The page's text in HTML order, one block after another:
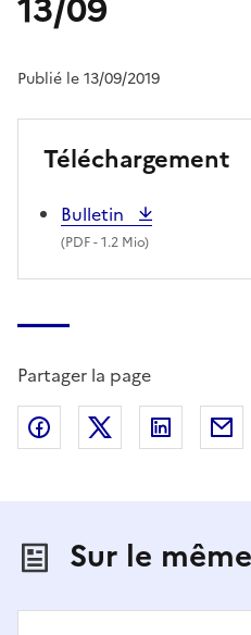
Publié le 13/09/2019
Téléchargement
Bulletin
(PDF- 1.2 Mio)
Partager la page
Partager sur Facebook
Partager sur
Sur le